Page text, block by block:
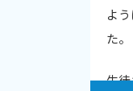
できるのが何より
よ
た。
生